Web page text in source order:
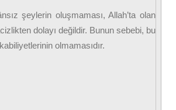
şeylerin oluşmaması, Allah’ta olan
dolayı değildir. Bunun sebebi, bu
olmamasıdır.